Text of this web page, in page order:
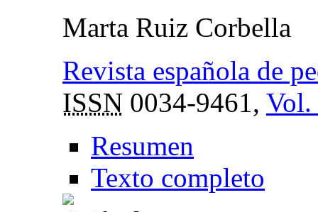
Marta Ruiz Corbella
Revista española de
ISSN 0034-9461, Vol.
Resumen
Texto completo